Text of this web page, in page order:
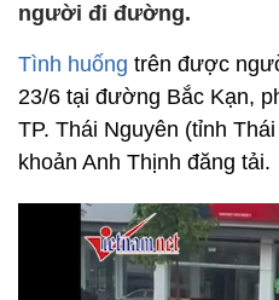
người đi đường.
Tình huống trên được
23/6 tại đường Bắc Kạn,
TP. Thái Nguyên (tỉnh
khoản Anh Thịnh đăng tải.